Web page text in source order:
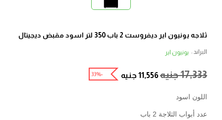
ثلاجه يونيون اير ديفروست 2 باب 350 لتر اسود مقبض ديجيتال
البراند : يونيون اير
17,333جنيه11,556 جنيه -33%
اللون اسود
عدد أبواب الثلاجة 2 باب